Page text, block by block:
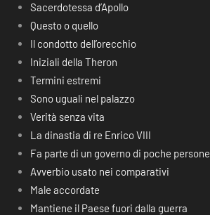
Sacerdotessa d’Apollo
Questo o quello
Il condotto dell’orecchio
Iniziali della Theron
Termini estremi
Sono uguali nel palazzo
Verità senza vita
La dinastia di re Enrico VIII
Fa parte di un governo di poche persone
Avverbio usato nei comparativi
Male accordate
Mantiene il Paese fuori dalla guerra